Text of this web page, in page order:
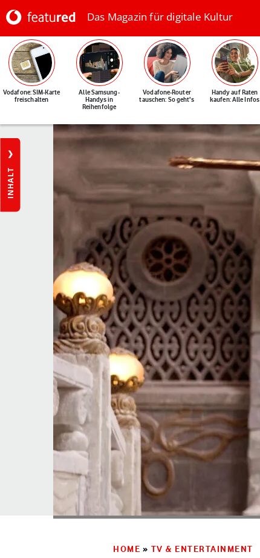
Das Magazin für digitale Kultur
Vodafone: SIM-Karte
freischalten
Alle Samsung-
Handys in
Reihenfolge
Vodafone-Router
tauschen: So geht's
Handy auf Raten
kaufen: Alle Infos
INHALT
HOME » TV & ENTERTAINMENT